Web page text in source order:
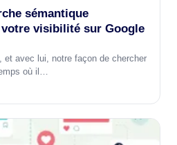
sémantique
visibilité sur Google
et avec lui, notre façon de chercher
où il…